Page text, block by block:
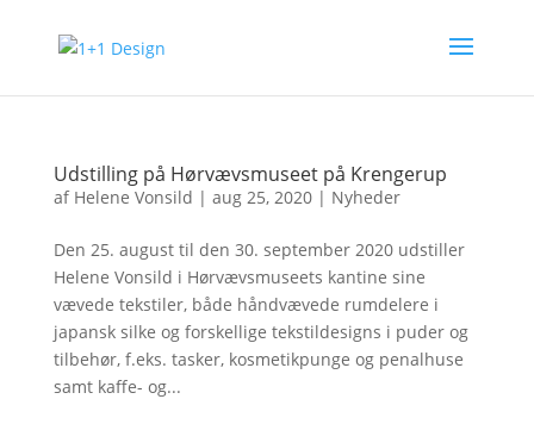
Udstilling på Hørvævsmuseet på Krengerup
af Helene Vonsild | aug 25, 2020| Nyheder
Den 25. august til den 30. september 2020 udstiller
Helene Vonsild i Hørvævsmuseets kantine sine
vævede tekstiler, både håndvævede rumdelere i
japansk silke og forskellige tekstildesigns i puder og
tilbehør, f.eks. tasker, kosmetikpunge og penalhuse
samt kaffe- og...